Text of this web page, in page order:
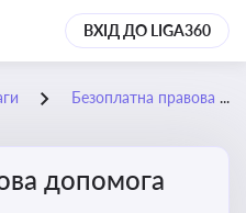
ВХІД ДО LIGA360
Безоплатна правова допомога
допомога